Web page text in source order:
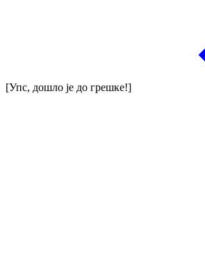
[Упс, дошло је до грешке!]